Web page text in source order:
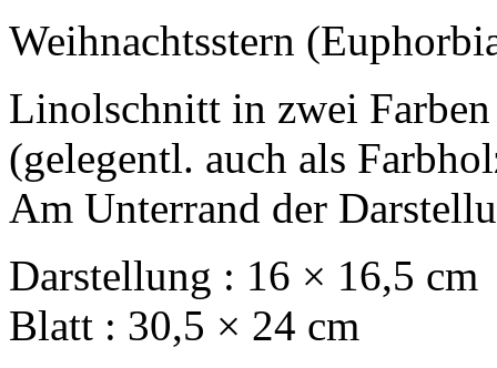
Weihnachtsstern
Linolschnitt in zwei Farben
(gelegentl. auch als
Am Unterrand der
Darstellung : 16 × 16,5 cm
Blatt : 30,5 × 24 cm